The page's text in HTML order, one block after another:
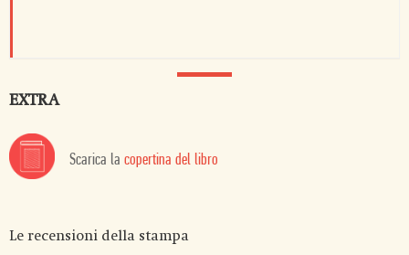
EXTRA
Scarica la copertina del libro
Le recensioni della stampa